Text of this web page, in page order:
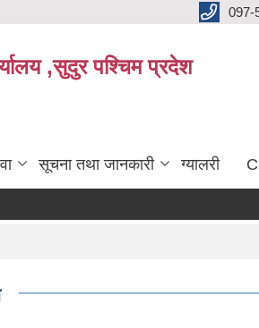
097-
,सुदुर पश्चिम प्रदेश
सूचना तथा जानकारी ग्यालरी